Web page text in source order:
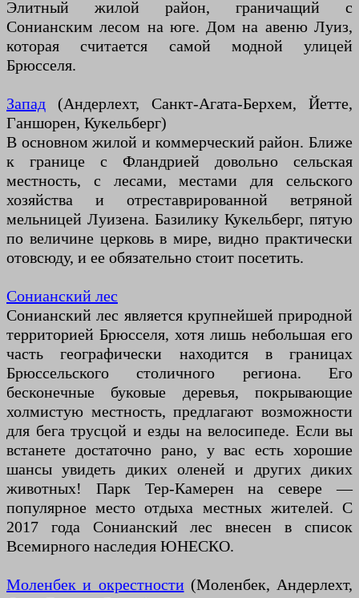
Элитный жилой район, граничащий с
Сонианским лесом на юге. Дом на авеню Луиз,
которая считается самой модной улицей
Брюсселя.
Запад (Андерлехт, Санкт-Агата-Берхем, Йетте,
Ганшорен, Кукельберг)
В основном жилой и коммерческий район. Ближе
к границе с Фландрией довольно сельская
местность, с лесами, местами для сельского
хозяйства и отреставрированной ветряной
мельницей Луизена. Базилику Кукельберг, пятую
по величине церковь в мире, видно практически
отовсюду, и ее обязательно стоит посетить.
Сонианский лес
Сонианский лес является крупнейшей природной
территорией Брюсселя, хотя лишь небольшая его
часть географически находится в границах
Брюссельского столичного региона. Его
бесконечные буковые деревья, покрывающие
холмистую местность, предлагают возможности
для бега трусцой и езды на велосипеде. Если вы
встанете достаточно рано, у вас есть хорошие
шансы увидеть диких оленей и других диких
животных! Парк Тер-Камерен на севере —
популярное место отдыха местных жителей. С
2017 года Сонианский лес внесен в список
Всемирного наследия ЮНЕСКО.
Моленбек и окрестности (Моленбек, Андерлехт,